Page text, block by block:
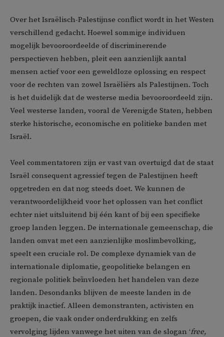
Over het Israëlisch-Palestijnse conflict wordt in het Westen
verschillend gedacht. Hoewel sommige individuen
mogelijk bevooroordeelde of discriminerende
perspectieven hebben, pleit een aanzienlijk aantal
mensen actief voor een geweldloze oplossing en respect
voor de rechten van zowel Israëliërs als Palestijnen. Toch
is het duidelijk dat de westerse media bevooroordeeld zijn.
Veel westerse landen, vooral de Verenigde Staten, hebben
sterke historische, economische en politieke banden met
Israël.
Veel commentatoren zijn er vast van overtuigd dat de staat
Israël consequent agressief tegen de Palestijnen heeft
opgetreden en dat nog steeds doet. We kunnen de
verantwoordelijkheid voor het oplossen van het conflict
echter niet uitsluitend bij één kant of bij een specifieke
groep landen leggen. De internationale gemeenschap, die
landen omvat met een aanzienlijke moslimbevolking,
speelt een cruciale rol. De complexe dynamiek van de
internationale diplomatie, geopolitieke belangen en
regionale politiek beïnvloeden het handelen van deze
landen. Desondanks blijven de meeste landen in de
praktijk inactief. Alleen demonstranten, activisten en
groepen, die vaak onder onderdrukking en zelfs
vervolging lijden vanwege het uiten van de slogan ‘free,